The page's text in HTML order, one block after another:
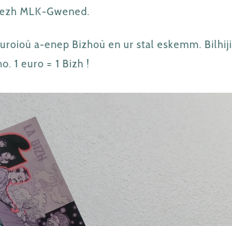
MLK-Gwened.
a-enep Bizhoù en ur stal eskemm. Bilhiji
1 euro = 1 Bizh !